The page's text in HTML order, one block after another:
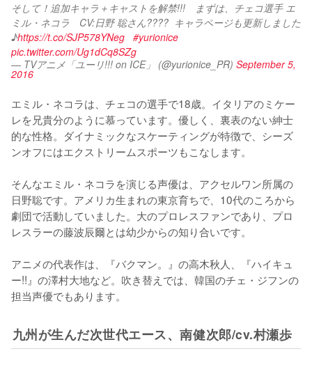
そして！追加キャラ＋キャストを解禁!!!　まずは、チェコ選手 エ
ミル・ネコラ　CV:日野 聡さん????  キャラページも更新しました
♪https://t.co/SJP578YNeg #yurionice
pic.twitter.com/Ug1dCq8SZg
— TVアニメ「ユーリ!!! on ICE」 (@yurionice_PR) September 5,
2016
エミル・ネコラは、チェコの選手で18歳。イタリアのミケー
レを兄貴分のように慕っています。優しく、裏表のない紳士
的な性格。ダイナミックなスケーティングが特徴で、シーズ
ンオフにはエクストリームスポーツもこなします。
そんなエミル・ネコラを演じる声優は、アクセルワン所属の
日野聡です。アメリカ生まれの東京育ちで、10代のころから
劇団で活動していました。大のプロレスファンであり、プロ
レスラーの藤波辰爾とは幼少からの知り合いです。
アニメの代表作は、『バクマン。』の高木秋人、『ハイキュ
ー!!』の澤村大地など。吹き替えでは、韓国のチェ・ジフンの
担当声優でもあります。
九州が生んだ次世代エース、南健次郎/cv.村瀬歩